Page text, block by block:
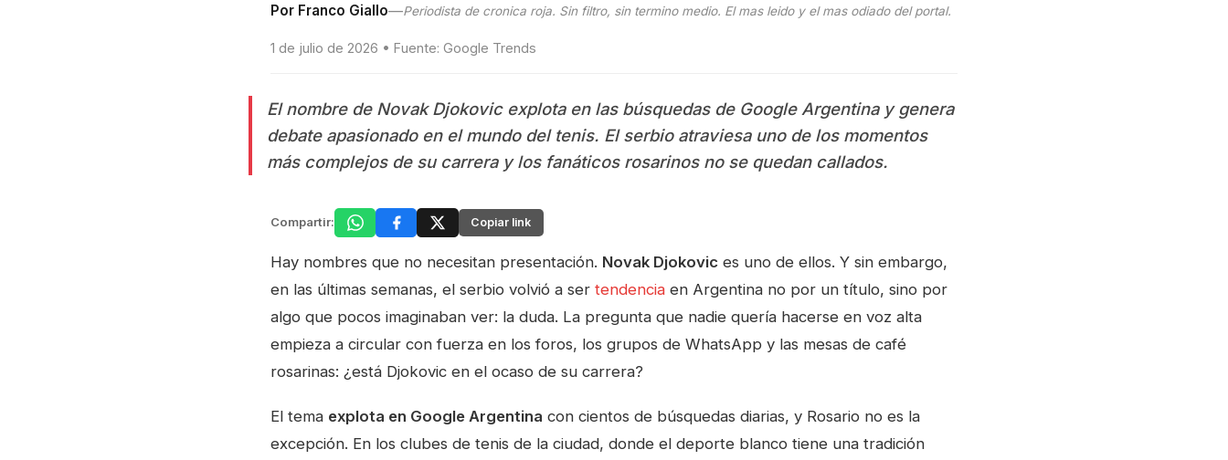
Por Franco Giallo—Periodista de cronica roja. Sin filtro, sin termino medio. El mas leido y el mas odiado del portal.
1 de julio de 2026 • Fuente: Google Trends
El nombre de Novak Djokovic explota en las búsquedas de Google Argentina y genera
debate apasionado en el mundo del tenis. El serbio atraviesa uno de los momentos
más complejos de su carrera y los fanáticos rosarinos no se quedan callados.
Compartir: Copiar link
Hay nombres que no necesitan presentación. Novak Djokovic es uno de ellos. Y sin embargo,
en las últimas semanas, el serbio volvió a ser tendencia en Argentina no por un título, sino por
algo que pocos imaginaban ver: la duda. La pregunta que nadie quería hacerse en voz alta
empieza a circular con fuerza en los foros, los grupos de WhatsApp y las mesas de café
rosarinas: ¿está Djokovic en el ocaso de su carrera?
El tema explota en Google Argentina con cientos de búsquedas diarias, y Rosario no es la
excepción. En los clubes de tenis de la ciudad, donde el deporte blanco tiene una tradición